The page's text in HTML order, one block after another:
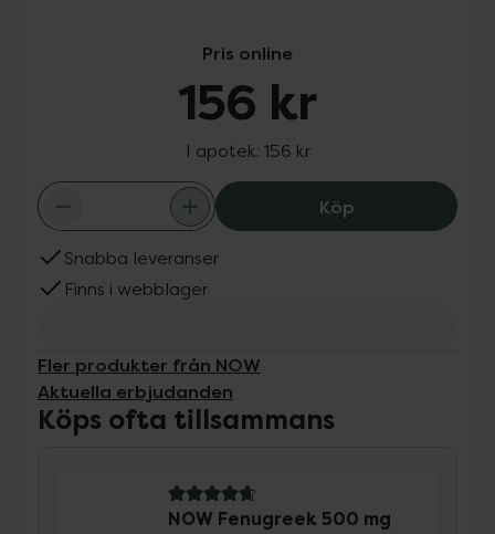
Pris online
156 kr
I apotek: 156 kr
KöpNOW
Snabba leveranser
Finns i webblager
Fler produkter från NOW
Aktuella erbjudanden
Köps ofta tillsammans
4.8 av 5 i omdöme
NOW Fenugreek 500 mg